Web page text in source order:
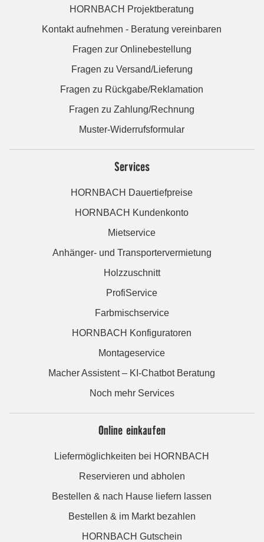
HORNBACH Projektberatung
Kontakt aufnehmen - Beratung vereinbaren
Fragen zur Onlinebestellung
Fragen zu Versand/Lieferung
Fragen zu Rückgabe/Reklamation
Fragen zu Zahlung/Rechnung
Muster-Widerrufsformular
Services
HORNBACH Dauertiefpreise
HORNBACH Kundenkonto
Mietservice
Anhänger- und Transportervermietung
Holzzuschnitt
ProfiService
Farbmischservice
HORNBACH Konfiguratoren
Montageservice
Macher Assistent – KI-Chatbot Beratung
Noch mehr Services
Online einkaufen
Liefermöglichkeiten bei HORNBACH
Reservieren und abholen
Bestellen & nach Hause liefern lassen
Bestellen & im Markt bezahlen
HORNBACH Gutschein